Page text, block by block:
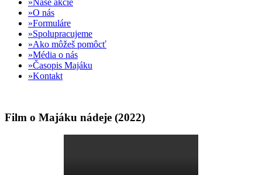
Naše akcie
O nás
Formuláre
Spolupracujeme
Ako môžeš pomôcť
Média o nás
Časopis Majáku
Kontakt
Film o Majáku nádeje (2022)